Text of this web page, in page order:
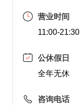
营业时间
11:00-21:30
公休假日
全年无休
咨询电话